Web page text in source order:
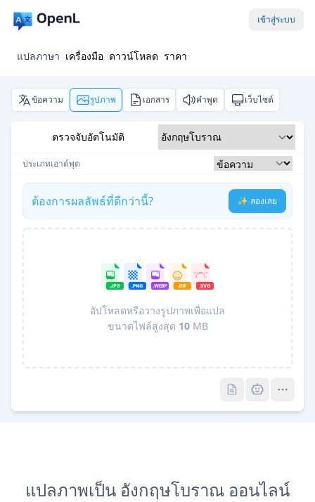
เข้าสู่ระบบ
แปลภาษา เครื่องมือ ดาวน์โหลด ราคา
ข้อความ รูปภาพ เอกสาร คำพูด เว็บไซต์
ตรวจจับอัตโนมัติ
ประเภทเอาต์พุต
ต้องการผลลัพธ์ที่ดีกว่านี้? ✨ ลองเลย
อัปโหลดหรือวางรูปภาพเพื่อแปล
ขนาดไฟล์สูงสุด 10MB
แปลภาพเป็น อังกฤษโบราณ ออนไลน์